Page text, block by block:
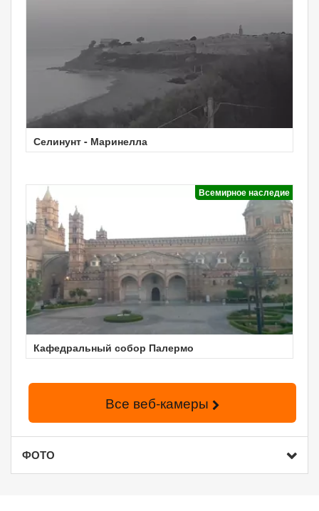
Селинунт - Маринелла
Всемирное наследие
Кафедральный собор Палермо
Все веб-камеры
ФОТО